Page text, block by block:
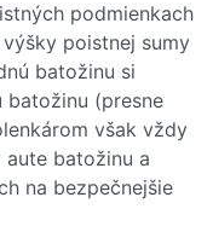
podmienkach
poistnej sumy
batožinu si
(presne
však vždy
aute batožinu a
na bezpečnejšie